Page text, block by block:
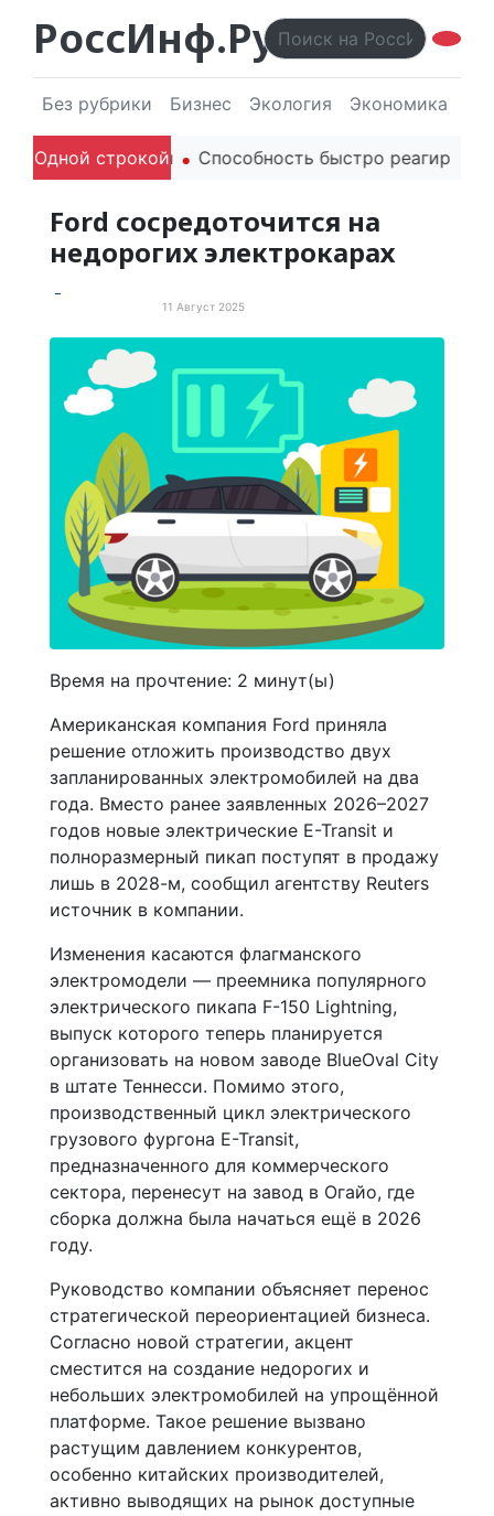
РоссИнф.Ру
Без рубрики Бизнес Экология Экономика
Одной строкой
в речи Способность быстро реагировать
Ford сосредоточится на
недорогих электрокарах
11 Август 2025
Время на прочтение: 2 минут(ы)
Американская компания Ford приняла
решение отложить производство двух
запланированных электромобилей на два
года. Вместо ранее заявленных 2026–2027
годов новые электрические E-Transit и
полноразмерный пикап поступят в продажу
лишь в 2028-м, сообщил агентству Reuters
источник в компании.
Изменения касаются флагманского
электромодели — преемника популярного
электрического пикапа F-150 Lightning,
выпуск которого теперь планируется
организовать на новом заводе BlueOval City
в штате Теннесси. Помимо этого,
производственный цикл электрического
грузового фургона E-Transit,
предназначенного для коммерческого
сектора, перенесут на завод в Огайо, где
сборка должна была начаться ещё в 2026
году.
Руководство компании объясняет перенос
стратегической переориентацией бизнеса.
Согласно новой стратегии, акцент
сместится на создание недорогих и
небольших электромобилей на упрощённой
платформе. Такое решение вызвано
растущим давлением конкурентов,
особенно китайских производителей,
активно выводящих на рынок доступные